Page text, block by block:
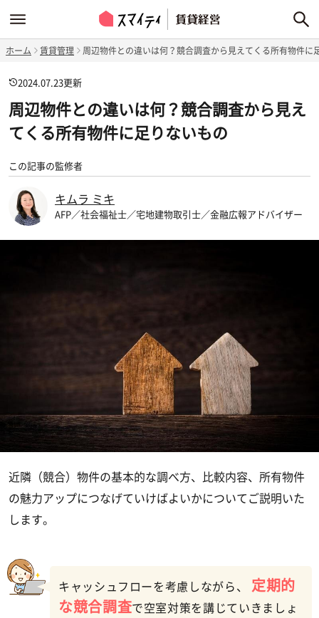
ホーム 賃貸管理 周辺物件との違いは何？競合調査から見えてくる所有物件に
2024.07.23更新
周辺物件との違いは何？競合調査から見え
てくる所有物件に足りないもの
この記事の監修者
キムラ ミキ
AFP／社会福祉士／宅地建物取引士／金融広報アドバイザー
近隣（競合）物件の基本的な調べ方、比較内容、所有物件
の魅力アップにつなげていけばよいかについてご説明いた
します。
キャッシュフローを考慮しながら、
定期的
な競合調査で空室対策を講じていきましょ